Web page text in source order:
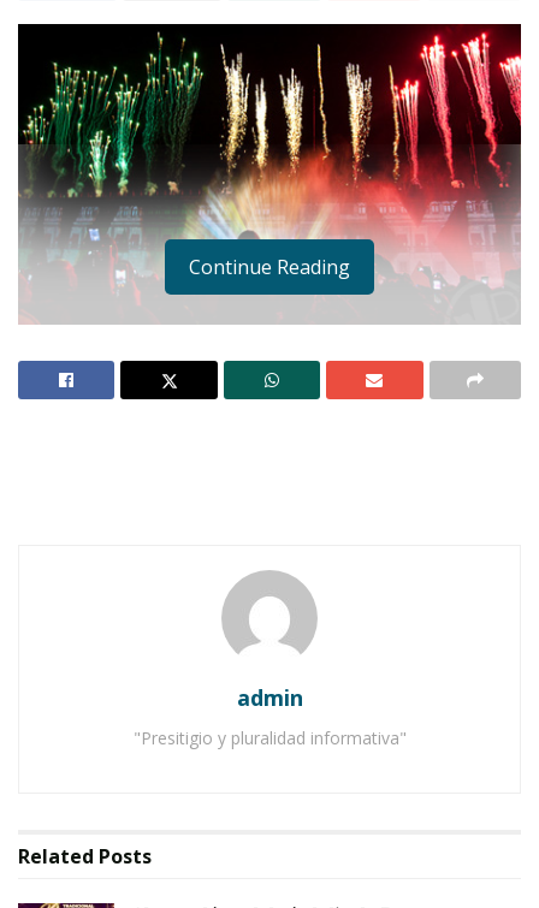
Los colores invadirán el cielo. Los cuerpos se
Ahuacatlán celebrá el día de Reyes con rosca y
Buena tarde taurina en Ahuacatlán
Continue Reading
admin
"Presitigio y pluralidad informativa"
Related Posts